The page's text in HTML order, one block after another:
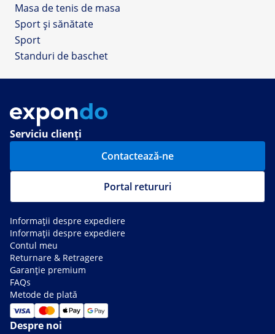
Masa de tenis de masa
Sport și sănătate
Sport
Standuri de baschet
Serviciu clienți
Contactează-ne
Portal retururi
Informații despre expediere
Informații despre expediere
Contul meu
Returnare & Retragere
Garanție premium
FAQs
Metode de plată
Despre noi